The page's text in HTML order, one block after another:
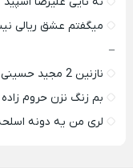
میگفتم عشق ریالی
–
نازنین 2 مجید حسینی
بم زنگ نزن حروم زاده
لری من یه دونه